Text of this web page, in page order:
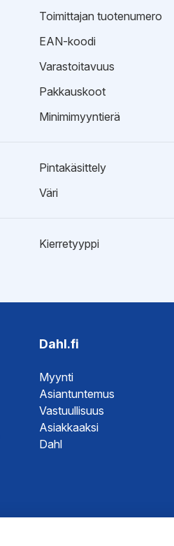
Toimittajan tuotenumero
EAN-koodi
Varastoitavuus
Pakkauskoot
Minimimyyntierä
Pintakäsittely
Väri
Kierretyyppi
Dahl.fi
Myynti
Asiantuntemus
Vastuullisuus
Asiakkaaksi
Dahl